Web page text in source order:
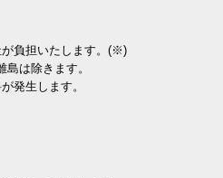
負担いたします。(※)
は除きます。
発生します。